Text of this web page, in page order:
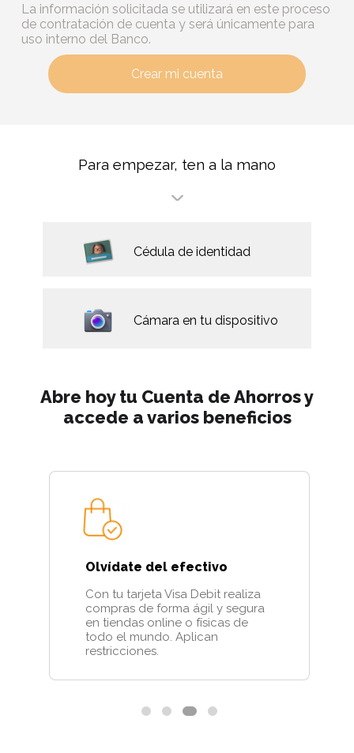
La información solicitada se utilizará en este proceso
de contratación de cuenta y será únicamente para
uso interno del Banco.
Crear mi cuenta
Para empezar, ten a la mano
Cédula de identidad
Cámara en tu dispositivo
Abre hoy tu Cuenta de Ahorros y
accede a varios beneficios
Olvídate del efectivo
Con tu tarjeta Visa Debit realiza
compras de forma ágil y segura
en tiendas online o físicas de
todo el mundo. Aplican
restricciones.